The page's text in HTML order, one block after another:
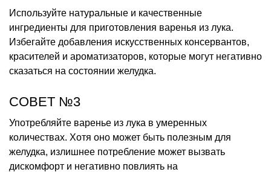
Используйте натуральные и качественные
ингредиенты для приготовления варенья из лука.
Избегайте добавления искусственных консервантов,
красителей и ароматизаторов, которые могут негативно
сказаться на состоянии желудка.
СОВЕТ №3
Употребляйте варенье из лука в умеренных
количествах. Хотя оно может быть полезным для
желудка, излишнее потребление может вызвать
дискомфорт и негативно повлиять на